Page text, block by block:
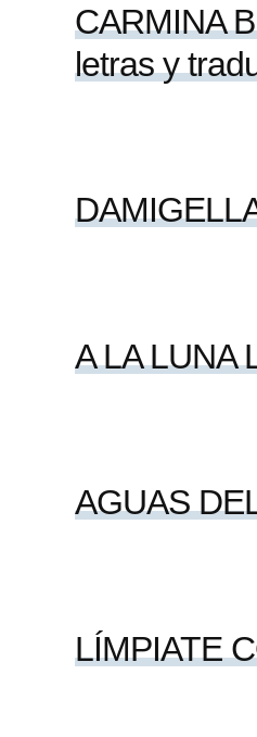
CARMINA
letras y
A LA LUNA
AGUAS
LÍMPIATE